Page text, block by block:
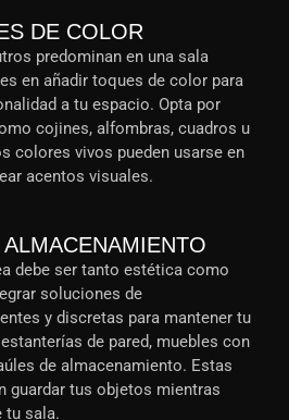
DE COLOR
predominan en una sala
en añadir toques de color para
a tu espacio. Opta por
cojines, alfombras, cuadros u
colores vivos pueden usarse en
acentos visuales.
debe ser tanto estética como
soluciones de
y discretas para mantener tu
de pared, muebles con
de almacenamiento. Estas
guardar tus objetos mientras
tu sala.